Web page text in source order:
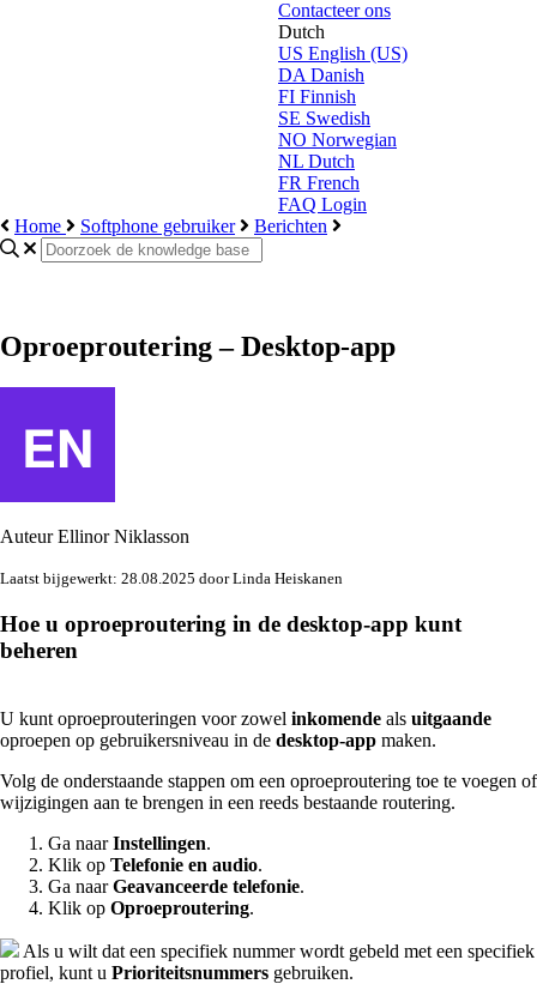
Contacteer ons
Dutch
US English (US)
DA Danish
FI Finnish
SE Swedish
NO Norwegian
NL Dutch
FR French
FAQ Login
Home
Softphone gebruiker Berichten
Oproeproutering – Desktop-app
AuteurEllinor Niklasson
Laatst bijgewerkt: 28.08.2025 door Linda Heiskanen
Hoe u oproeproutering in de desktop-app kunt
beheren
U kunt oproeprouteringen voor zowel inkomende als uitgaande
oproepen op gebruikersniveau in de desktop-app maken.
Volg de onderstaande stappen om een oproeproutering toe te voegen of
wijzigingen aan te brengen in een reeds bestaande routering.
Ga naarInstellingen.
Klik op Telefonie en audio.
Ga naarGeavanceerde telefonie.
Klik op Oproeproutering.
Als u wilt dat een specifiek nummer wordt gebeld met een specifiek
profiel, kunt u Prioriteitsnummers gebruiken.